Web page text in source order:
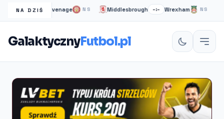
NA DZIŚ
–:– Stevenage NS Middlesbrough –:– Wrexham NS
GalaktycznyFutbol.pl